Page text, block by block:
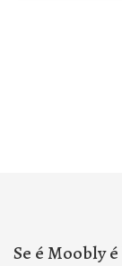
Se é Moobly